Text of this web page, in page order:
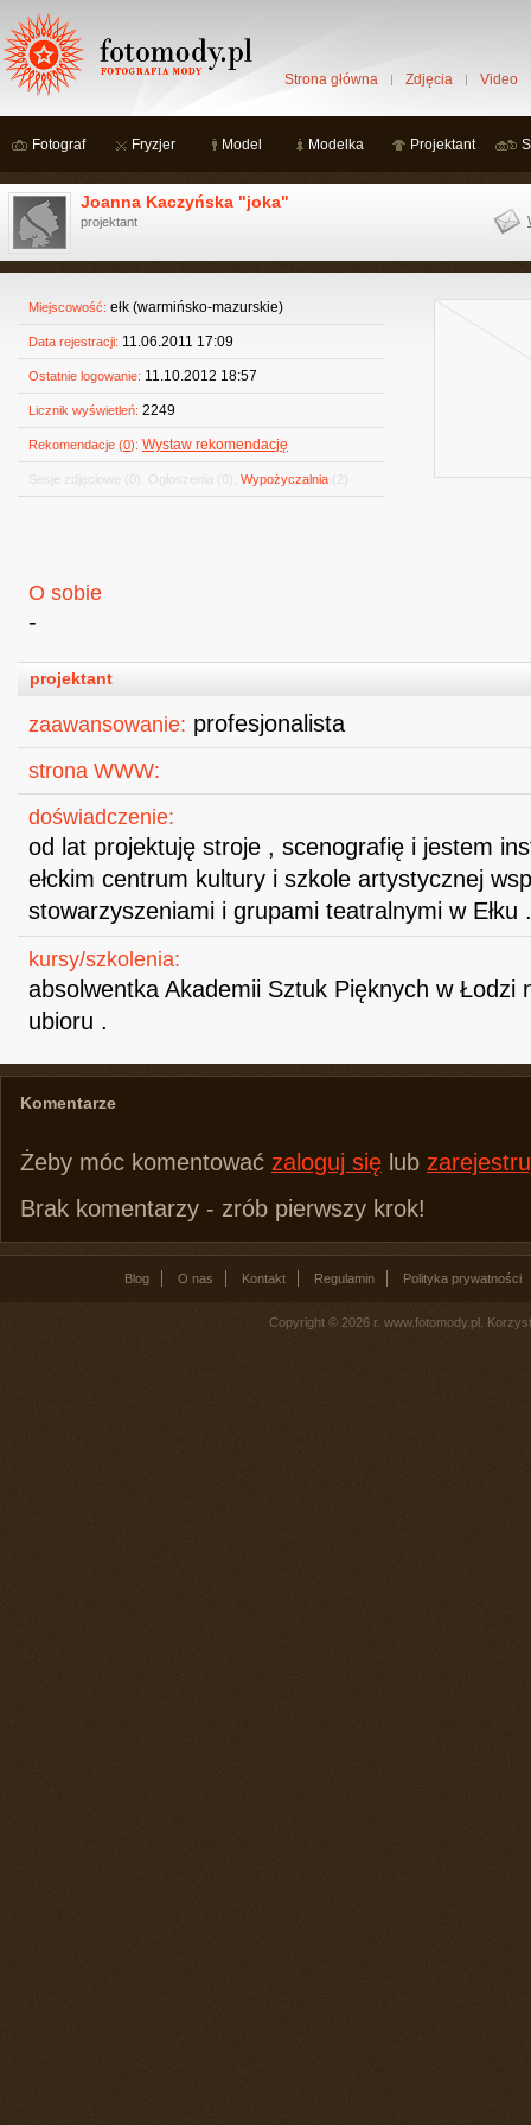
Strona główna Zdjęcia Video
Fotograf Fryzjer Model Modelka Projektant
Joanna Kaczyńska "joka"
projektant
Miejscowość: ełk (warmińsko-mazurskie)
Data rejestracji: 11.06.2011 17:09
Ostatnie logowanie: 11.10.2012 18:57
Licznik wyświetleń: 2249
Rekomendacje (0): Wystaw rekomendację
Sesje zdjęciowe (0) Ogłoszenia (0) Wypożyczalnia (2)
O sobie
-
projektant
zaawansowanie: profesjonalista
strona WWW:
doświadczenie:
od lat projektuję stroje , scenografię i jestem
ełckim centrum kultury i szkole artystycznej
stowarzyszeniami i grupami teatralnymi w Ełku .
kursy/szkolenia:
absolwentka Akademii Sztuk Pięknych w Łodzi
ubioru .
Komentarze
Żeby móc komentować zaloguj się lub
Brak komentarzy - zrób pierwszy krok!
Blog O nas Kontakt Regulamin Polityka prywatności
Copyright © 2026 r. www.fotomody.pl.